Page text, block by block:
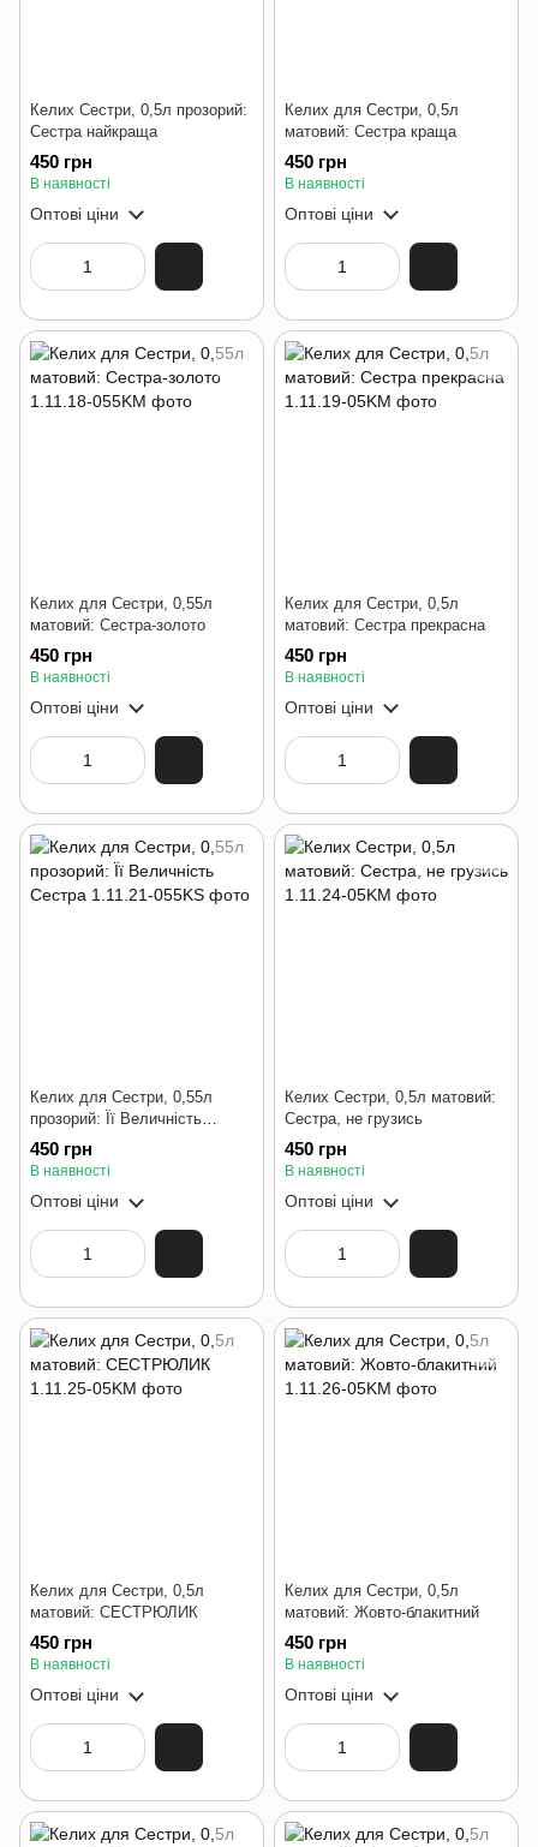
Келих Сестри, 0,5л прозорий:
Сестра найкраща
450 грн
В наявності
Оптові ціни
Келих для Сестри, 0,5л
матовий: Сестра краща
450 грн
В наявності
Оптові ціни
Келих для Сестри, 0,55л
матовий: Сестра-золото
450 грн
В наявності
Оптові ціни
Келих для Сестри, 0,5л
матовий: Сестра прекрасна
450 грн
В наявності
Оптові ціни
Келих для Сестри, 0,55л
прозорий: Її Величність
Сестра
450 грн
В наявності
Оптові ціни
Келих Сестри, 0,5л матовий:
Сестра, не грузись
450 грн
В наявності
Оптові ціни
Келих для Сестри, 0,5л
матовий: СЕСТРЮЛИК
450 грн
В наявності
Оптові ціни
Келих для Сестри, 0,5л
матовий: Жовто-блакитний
450 грн
В наявності
Оптові ціни